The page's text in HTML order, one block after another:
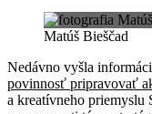
Matúš Bieščad
Nedávno vyšla
povinnosť pripravovať
a kreatívneho priemyslu